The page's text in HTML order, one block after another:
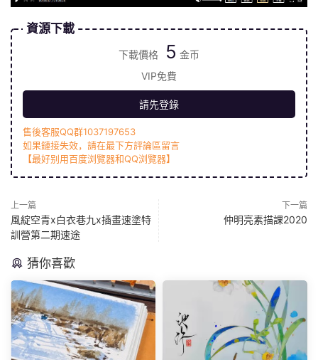
資源下載
下載價格 5 金币
VIP免費
請先登錄
售後客服QQ群1037197653
如果鏈接失效，請在最下方評論區留言
【最好别用百度浏覽器和QQ浏覽器】
上一篇
風綻空青x白衣巷九x插畫速塗特
訓營第二期速途
下一篇
仲明亮素描課2020
猜你喜歡